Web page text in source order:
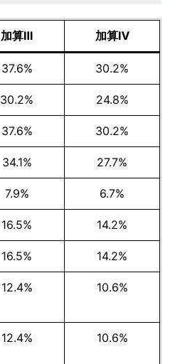
加算Ⅲ 加算Ⅳ
37.6% 30.2%
30.2% 24.8%
37.6% 30.2%
34.1% 27.7%
7.9% 6.7%
16.5% 14.2%
16.5% 14.2%
12.4% 10.6%
12.4% 10.6%